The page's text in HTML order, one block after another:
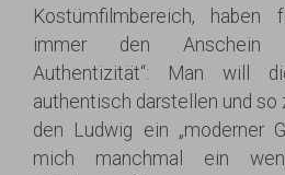
Kostümfilmbereich, haben
immer den Anschein
Authentizität“: Man will
authentisch darstellen und so
den Ludwig ein „moderner
mich manchmal ein